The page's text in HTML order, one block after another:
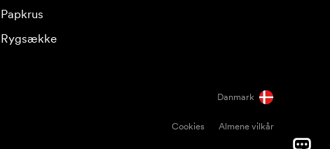
Papkrus
Rygsække
Danmark
Cookies Almene vilkår